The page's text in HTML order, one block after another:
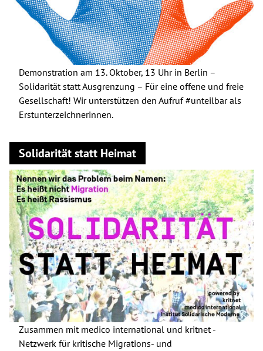
Demonstration am 13. Oktober, 13 Uhr in Berlin –
Solidarität statt Ausgrenzung – Für eine offene und freie
Gesellschaft! Wir unterstützen den Aufruf #unteilbar als
Erstunterzeichnerinnen.
Solidarität statt Heimat
Zusammen mit medico international und kritnet -
Netzwerk für kritische Migrations- und